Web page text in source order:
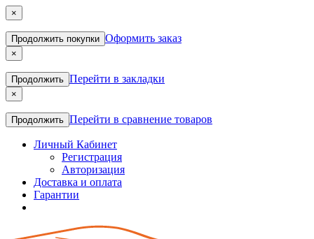
×
Продолжить покупки Оформить заказ
×
Продолжить Перейти в закладки
×
Продолжить Перейти в сравнение товаров
Личный Кабинет
Регистрация
Авторизация
Доставка и оплата
Гарантии